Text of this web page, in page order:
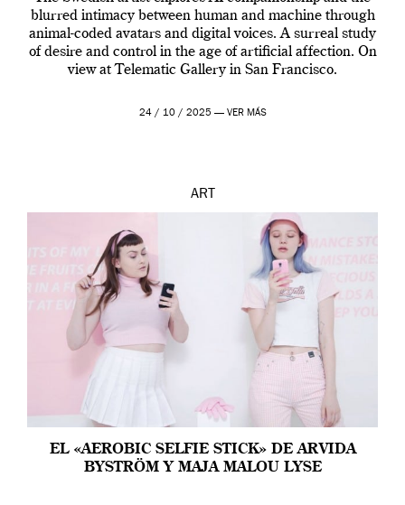
blurred intimacy between human and machine through
animal-coded avatars and digital voices. A surreal study
of desire and control in the age of artificial affection. On
view at Telematic Gallery in San Francisco.
24 / 10 / 2025 — VER MÁS
ART
EL «AEROBIC SELFIE STICK» DE ARVIDA
BYSTRÖM Y MAJA MALOU LYSE